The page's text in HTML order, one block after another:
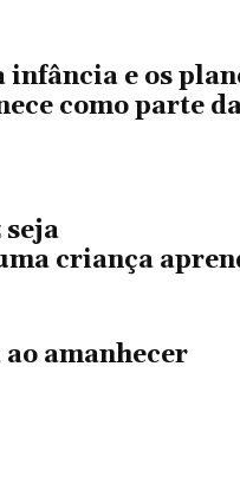
e os
como parte
seja
criança
amanhecer